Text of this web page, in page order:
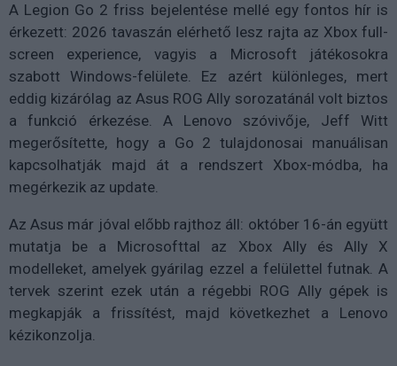
A Legion Go 2 friss bejelentése mellé egy fontos hír is
érkezett: 2026 tavaszán elérhető lesz rajta az Xbox full-
screen experience, vagyis a Microsoft játékosokra
szabott Windows-felülete. Ez azért különleges, mert
eddig kizárólag az Asus ROG Ally sorozatánál volt biztos
a funkció érkezése. A Lenovo szóvivője, Jeff Witt
megerősítette, hogy a Go 2 tulajdonosai manuálisan
kapcsolhatják majd át a rendszert Xbox-módba, ha
megérkezik az update.
Az Asus már jóval előbb rajthoz áll: október 16-án együtt
mutatja be a Microsofttal az Xbox Ally és Ally X
modelleket, amelyek gyárilag ezzel a felülettel futnak. A
tervek szerint ezek után a régebbi ROG Ally gépek is
megkapják a frissítést, majd következhet a Lenovo
kézikonzolja.